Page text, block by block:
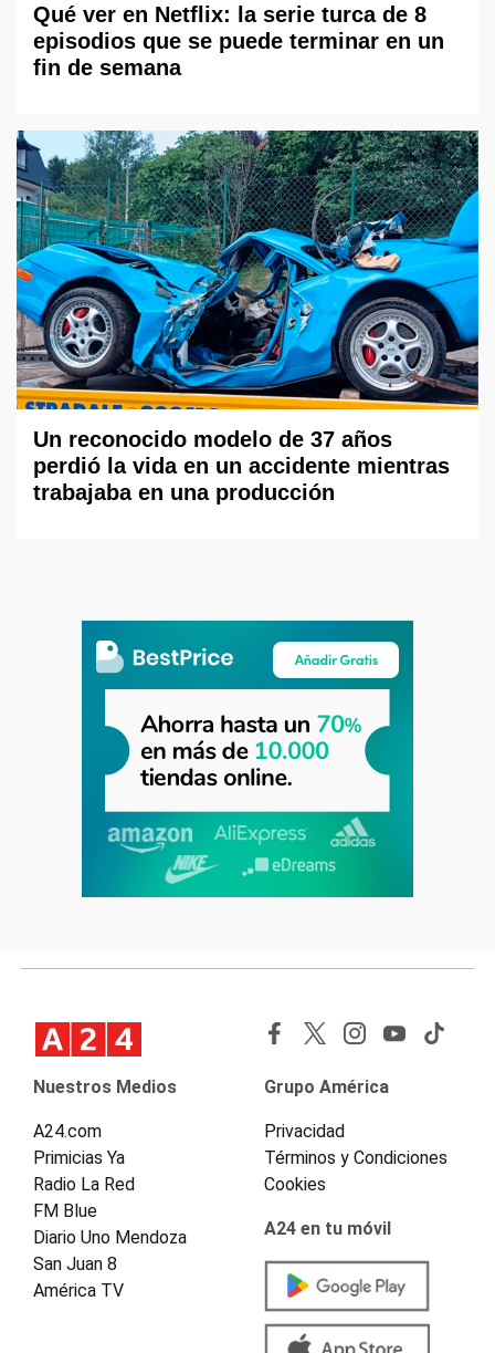
Qué ver en Netflix: la serie turca de 8
episodios que se puede terminar en un
fin de semana
Un reconocido modelo de 37 años
perdió la vida en un accidente mientras
trabajaba en una producción
Nuestros Medios
A24.com
Primicias Ya
Radio La Red
FM Blue
Diario Uno Mendoza
San Juan 8
América TV
Grupo América
Privacidad
Términos y Condiciones
Cookies
A24 en tu móvil